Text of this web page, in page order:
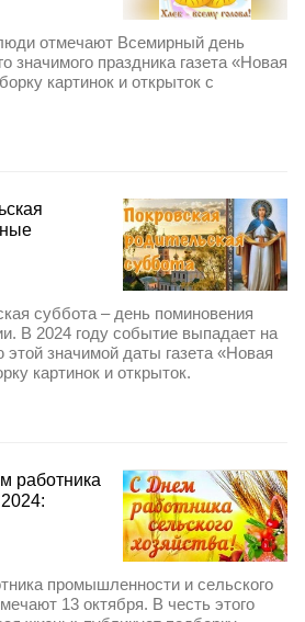
отмечают Всемирный день
значимого праздника газета «Новая
картинок и открыток с
суббота – день поминовения
В 2024 году событие выпадает на
значимой даты газета «Новая
картинок и открыток.
работника
промышленности и сельского
13 октября. В честь этого